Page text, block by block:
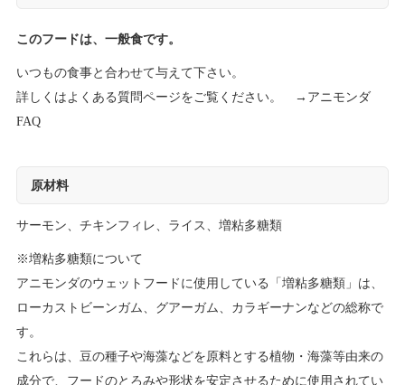
このフードは、一般食です。
いつもの食事と合わせて与えて下さい。
詳しくはよくある質問ページをご覧ください。 → アニモンダ
FAQ
原材料
サーモン、チキンフィレ、ライス、増粘多糖類
※増粘多糖類について
アニモンダのウェットフードに使用している「増粘多糖類」は、
ローカストビーンガム、グアーガム、カラギーナンなどの総称で
す。
これらは、豆の種子や海藻などを原料とする植物・海藻等由来の
成分で、フードのとろみや形状を安定させるために使用されてい